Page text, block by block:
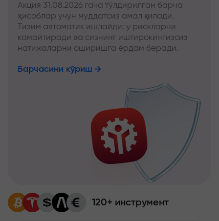
Акция 31.08.2026 гача тўлдирилган барча
ҳисоблар учун муддатсиз амал қилади.
Тизим автоматик ишлайди: у рискларни
камайтиради ва сизнинг иштирокингизсиз
натижаларни оширишга ёрдам беради.
Барчасини кўриш
120+ инструмент